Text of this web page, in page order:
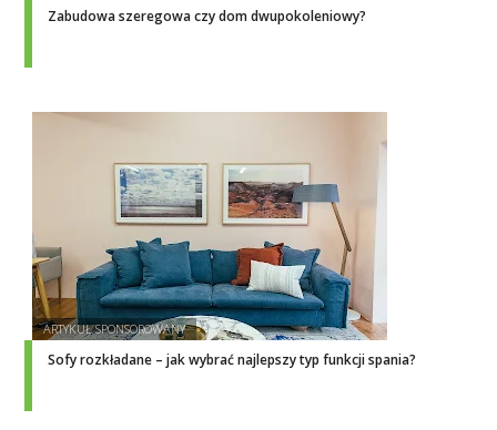
Zabudowa szeregowa czy dom dwupokoleniowy?
Sofy rozkładane – jak wybrać najlepszy typ funkcji spania?